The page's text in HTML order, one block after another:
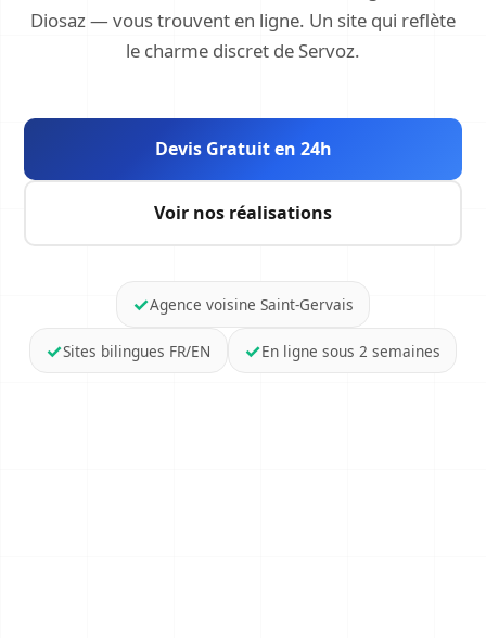
Diosaz — vous trouvent en ligne. Un site qui reflète
le charme discret de Servoz.
Devis Gratuit en 24h
Voir nos réalisations
Agence voisine Saint-Gervais
Sites bilingues FR/EN En ligne sous 2 semaines